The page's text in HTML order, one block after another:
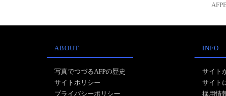
ABOUT
写真でつづるAFPの歴史
サイトポリシー
プライバシーポリシー
INFO
サイト
サイト
採用情